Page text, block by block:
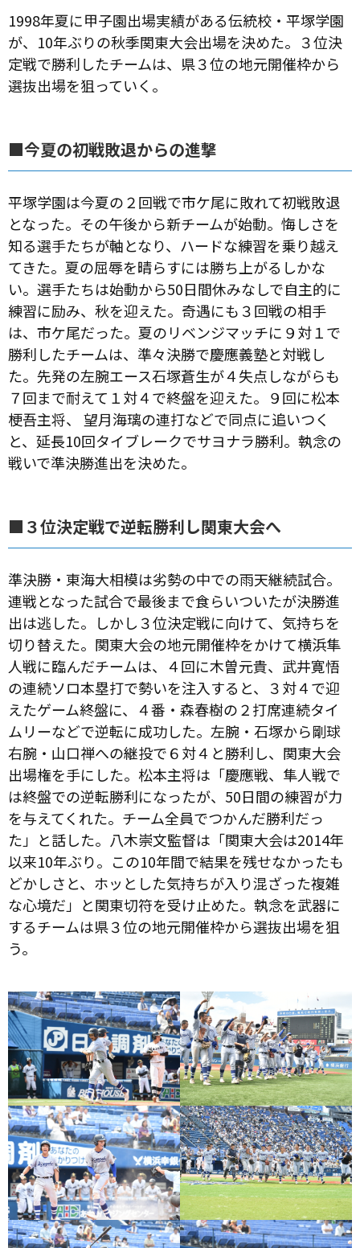
1998年夏に甲子園出場実績がある伝統校・平塚学園
が、10年ぶりの秋季関東大会出場を決めた。３位決
定戦で勝利したチームは、県３位の地元開催枠から
選抜出場を狙っていく。
■今夏の初戦敗退からの進撃
平塚学園は今夏の２回戦で市ケ尾に敗れて初戦敗退
となった。その午後から新チームが始動。悔しさを
知る選手たちが軸となり、ハードな練習を乗り越え
てきた。夏の屈辱を晴らすには勝ち上がるしかな
い。選手たちは始動から50日間休みなしで自主的に
練習に励み、秋を迎えた。奇遇にも３回戦の相手
は、市ケ尾だった。夏のリベンジマッチに９対１で
勝利したチームは、準々決勝で慶應義塾と対戦し
た。先発の左腕エース石塚蒼生が４失点しながらも
７回まで耐えて１対４で終盤を迎えた。９回に松本
梗吾主将、 望月海璃の連打などで同点に追いつく
と、延長10回タイブレークでサヨナラ勝利。執念の
戦いで準決勝進出を決めた。
■３位決定戦で逆転勝利し関東大会へ
準決勝・東海大相模は劣勢の中での雨天継続試合。
連戦となった試合で最後まで食らいついたが決勝進
出は逃した。しかし３位決定戦に向けて、気持ちを
切り替えた。関東大会の地元開催枠をかけて横浜隼
人戦に臨んだチームは、４回に木曽元貴、武井寛悟
の連続ソロ本塁打で勢いを注入すると、３対４で迎
えたゲーム終盤に、４番・森春樹の２打席連続タイ
ムリーなどで逆転に成功した。左腕・石塚から剛球
右腕・山口禅への継投で６対４と勝利し、関東大会
出場権を手にした。松本主将は「慶應戦、隼人戦で
は終盤での逆転勝利になったが、50日間の練習が力
を与えてくれた。チーム全員でつかんだ勝利だっ
た」と話した。八木崇文監督は「関東大会は2014年
以来10年ぶり。この10年間で結果を残せなかったも
どかしさと、ホッとした気持ちが入り混ざった複雑
な心境だ」と関東切符を受け止めた。執念を武器に
するチームは県３位の地元開催枠から選抜出場を狙
う。